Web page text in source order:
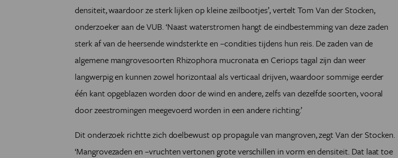
densiteit, waardoor ze sterk lijken op kleine zeilbootjes’, vertelt Tom Van der Stocken,
onderzoeker aan de VUB. ‘Naast waterstromen hangt de eindbestemming van deze zaden
sterk af van de heersende windsterkte en –condities tijdens hun reis. De zaden van de
algemene mangrovesoorten Rhizophora mucronata en Ceriops tagal zijn dan weer
langwerpig en kunnen zowel horizontaal als verticaal drijven, waardoor sommige eerder
één kant opgeblazen worden door de wind en andere, zelfs van dezelfde soorten, vooral
door zeestromingen meegevoerd worden in een andere richting.’
Dit onderzoek richtte zich doelbewust op propagule van mangroven, zegt Van der Stocken.
‘Mangrovezaden en –vruchten vertonen grote verschillen in vorm en densiteit. Dat laat toe